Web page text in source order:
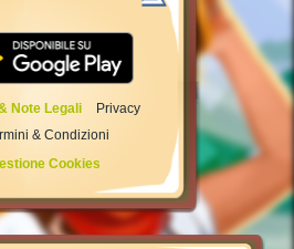
Note Legali
Privacy
& Condizioni
Cookies